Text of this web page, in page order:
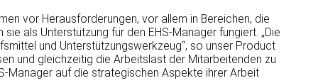
vor Herausforderungen, vor allem in Bereichen, die
als Unterstützung für den EHS-Manager fungiert. „Die
und Unterstützungswerkzeug“, so unser Product
und gleichzeitig die Arbeitslast der Mitarbeitenden zu
Manager auf die strategischen Aspekte ihrer Arbeit